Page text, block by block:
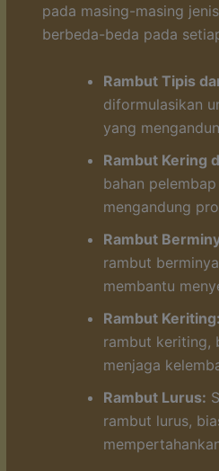
pada masing-masing
berbeda-beda pada
Rambut Tipis
diformulasikan
yang
Rambut Kering
bahan
mengandung
Rambut
rambut
membantu
Rambut Keriting:
rambut keriting,
menjaga
Rambut Lurus:
rambut lurus,